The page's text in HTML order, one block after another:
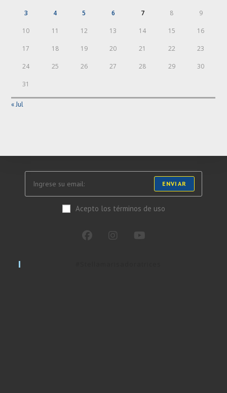
3 4 5 6 7 8 9
10 11 12 13 14 15 16
17 18 19 20 21 22 23
24 25 26 27 28 29 30
31
« Jul
ENVIAR
Acepto los términos de uso